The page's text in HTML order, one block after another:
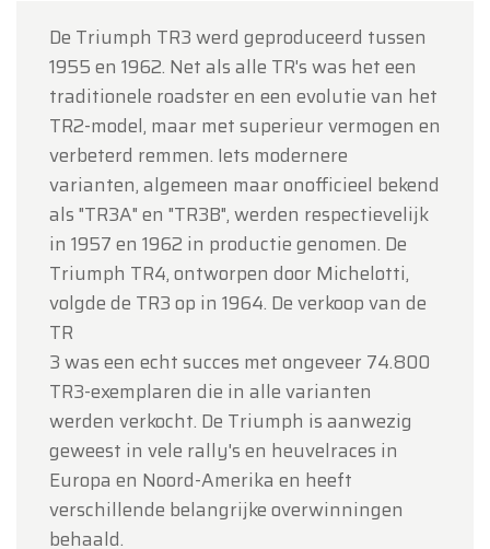
De Triumph TR3 werd geproduceerd tussen
1955 en 1962. Net als alle TR's was het een
traditionele roadster en een evolutie van het
TR2-model, maar met superieur vermogen en
verbeterd remmen. Iets modernere
varianten, algemeen maar onofficieel bekend
als "TR3A" en "TR3B", werden respectievelijk
in 1957 en 1962 in productie genomen. De
Triumph TR4, ontworpen door Michelotti,
volgde de TR3 op in 1964. De verkoop van de
TR
3 was een echt succes met ongeveer 74.800
TR3-exemplaren die in alle varianten
werden verkocht. De Triumph is aanwezig
geweest in vele rally's en heuvelraces in
Europa en Noord-Amerika en heeft
verschillende belangrijke overwinningen
behaald.